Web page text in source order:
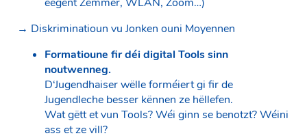
→ Diskriminatioun vu Jonken ouni Moyennen
Formatioune fir déi digital Tools sinn
noutwenneg.
D‘Jugendhaiser wëlle forméiert gi fir de
Jugendleche besser kënnen ze hëllefen.
Wat gëtt et vun Tools? Wéi ginn se benotzt? Wéini
ass et ze vill?